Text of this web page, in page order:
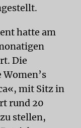
hatte am
Die
mit Sitz in
rund 20
stellen,